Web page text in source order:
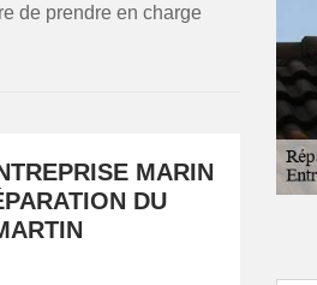
de prendre en charge
MARIN
DU